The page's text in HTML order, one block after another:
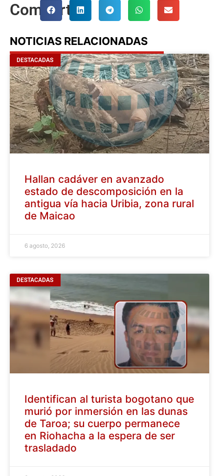
Comparte
NOTICIAS RELACIONADAS
DESTACADAS
Hallan cadáver en avanzado
estado de descomposición en la
antigua vía hacia Uribia, zona rural
de Maicao
6 agosto, 2026
DESTACADAS
Identifican al turista bogotano que
murió por inmersión en las dunas
de Taroa; su cuerpo permanece
en Riohacha a la espera de ser
trasladado